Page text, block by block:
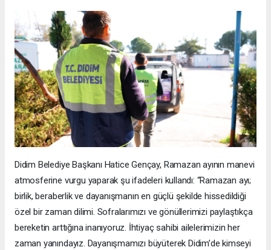
Didim Belediye Başkanı Hatice Gençay, Ramazan ayının manevi
atmosferine vurgu yaparak şu ifadeleri kullandı: “Ramazan ayı;
birlik, beraberlik ve dayanışmanın en güçlü şekilde hissedildiği
özel bir zaman dilimi. Sofralarımızı ve gönüllerimizi paylaştıkça
bereketin arttığına inanıyoruz. İhtiyaç sahibi ailelerimizin her
zaman yanındayız. Dayanışmamızı büyüterek Didim’de kimseyi